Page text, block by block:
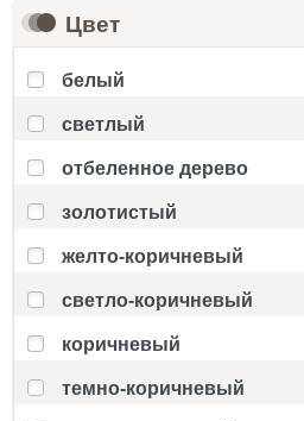
Цвет
белый
светлый
отбеленное дерево
золотистый
желто-коричневый
светло-коричневый
коричневый
темно-коричневый